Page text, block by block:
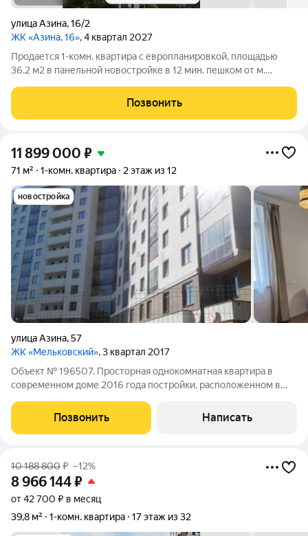
улица Азина,16/2
ЖК «Азина, 16», 4 квартал 2027
Продается 1-комн. квартира с европланировкой, площадью
36.2 м2 в панельной новостройке в 12 мин. пешком от м.
ипотечных средств, есть военная ипотека. Жилая площадь 10
м2, кухня 15.8 м2, отделка
Позвонить
11 899 000 ₽
71 м² 1-комн. квартира 2 этаж из 12
новостройка
улица Азина,57
ЖК «Мельковский», 3 квартал 2017
Объект № 196507. Просторная однокомнатная квартира в
современном доме 2016 года постройки, расположенном в
Планировка квартиры продумана для комфортной жизни:
просторная кухня-гостиная площадью 25 м
Позвонить Написать
10 188 800₽ –12%
8 966 144₽
от 42 700 ₽ в месяц
39,8 м²
1-комн. квартира 17 этаж из 32